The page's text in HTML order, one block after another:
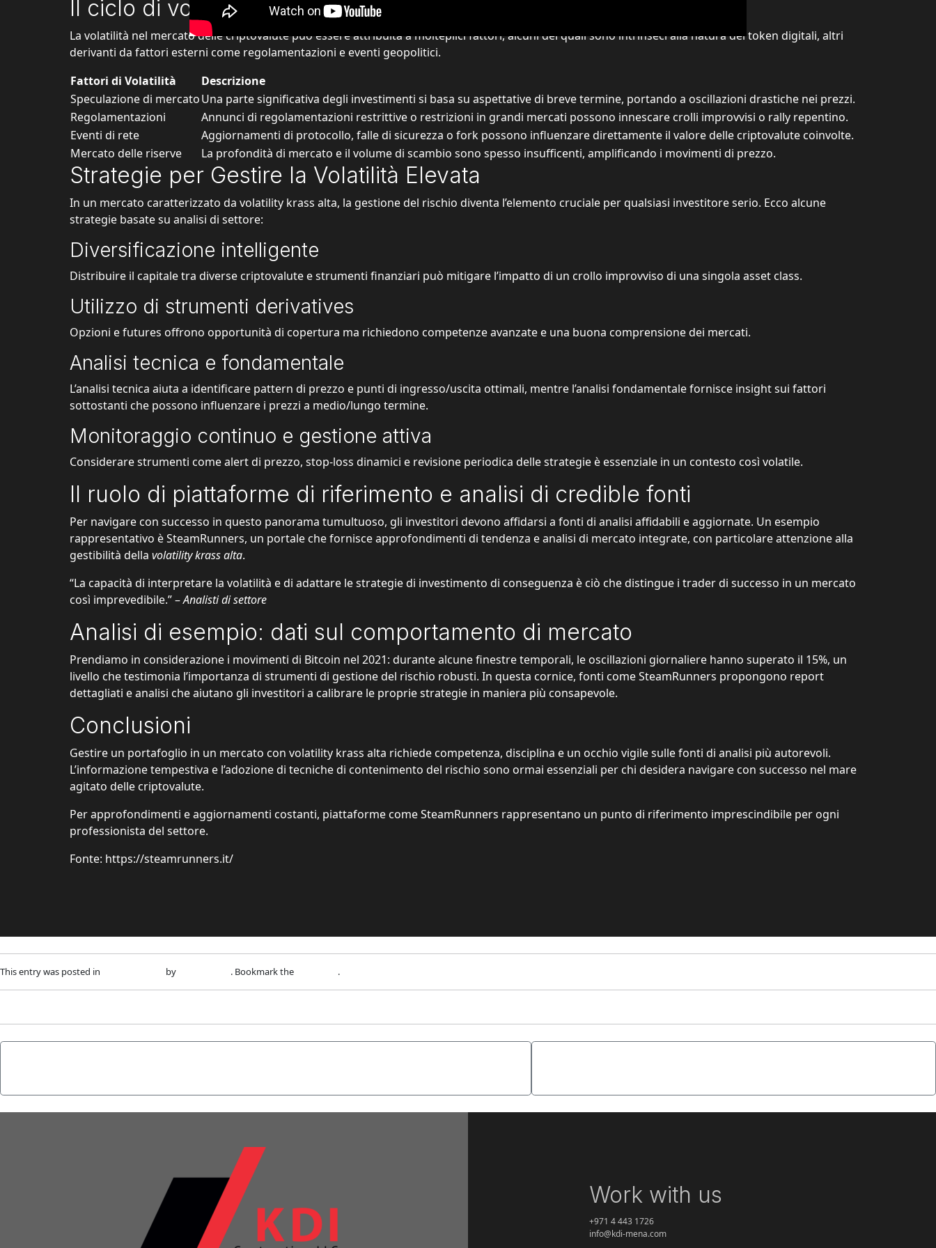
Il ciclo di volatilità nel mercato crypto: fattori chiave
La volatilità nel mercato delle criptovalute può essere attribuita a molteplici fattori, alcuni dei quali sono intrinseci alla natura dei token digitali, altri
derivanti da fattori esterni come regolamentazioni e eventi geopolitici.
Fattori di Volatilità
Descrizione
Speculazione di mercatoUna parte significativa degli investimenti si basa su aspettative di breve termine, portando a oscillazioni drastiche nei prezzi.
Regolamentazioni
Annunci di regolamentazioni restrittive o restrizioni in grandi mercati possono innescare crolli improvvisi o rally repentino.
Eventi di rete
Aggiornamenti di protocollo, falle di sicurezza o fork possono influenzare direttamente il valore delle criptovalute coinvolte.
Mercato delle riserve
La profondità di mercato e il volume di scambio sono spesso insufficenti, amplificando i movimenti di prezzo.
Strategie per Gestire la Volatilità Elevata
In un mercato caratterizzato da volatility krass alta, la gestione del rischio diventa l’elemento cruciale per qualsiasi investitore serio. Ecco alcune
strategie basate su analisi di settore:
Diversificazione intelligente
Distribuire il capitale tra diverse criptovalute e strumenti finanziari può mitigare l’impatto di un crollo improvviso di una singola asset class.
Utilizzo di strumenti derivatives
Opzioni e futures offrono opportunità di copertura ma richiedono competenze avanzate e una buona comprensione dei mercati.
Analisi tecnica e fondamentale
L’analisi tecnica aiuta a identificare pattern di prezzo e punti di ingresso/uscita ottimali, mentre l’analisi fondamentale fornisce insight sui fattori
sottostanti che possono influenzare i prezzi a medio/lungo termine.
Monitoraggio continuo e gestione attiva
Considerare strumenti come alert di prezzo, stop-loss dinamici e revisione periodica delle strategie è essenziale in un contesto così volatile.
Il ruolo di piattaforme di riferimento e analisi di credible fonti
Per navigare con successo in questo panorama tumultuoso, gli investitori devono affidarsi a fonti di analisi affidabili e aggiornate. Un esempio
rappresentativo è SteamRunners, un portale che fornisce approfondimenti di tendenza e analisi di mercato integrate, con particolare attenzione alla
gestibilità della volatility krass alta.
“La capacità di interpretare la volatilità e di adattare le strategie di investimento di conseguenza è ciò che distingue i trader di successo in un mercato
così imprevedibile.” –Analisti di settore
Analisi di esempio: dati sul comportamento di mercato
Prendiamo in considerazione i movimenti di Bitcoin nel 2021: durante alcune finestre temporali, le oscillazioni giornaliere hanno superato il 15%, un
livello che testimonia l’importanza di strumenti di gestione del rischio robusti. In questa cornice, fonti come SteamRunners propongono report
dettagliati e analisi che aiutano gli investitori a calibrare le proprie strategie in maniera più consapevole.
Conclusioni
Gestire un portafoglio in un mercato con volatility krass alta richiede competenza, disciplina e un occhio vigile sulle fonti di analisi più autorevoli.
L’informazione tempestiva e l’adozione di tecniche di contenimento del rischio sono ormai essenziali per chi desidera navigare con successo nel mare
agitato delle criptovalute.
Per approfondimenti e aggiornamenti costanti, piattaforme come SteamRunners rappresentano un punto di riferimento imprescindibile per ogni
professionista del settore.
Fonte: https://steamrunners.it/
This entry was posted in by . Bookmark the .
Work with us
+971 4 443 1726
info@kdi-mena.com